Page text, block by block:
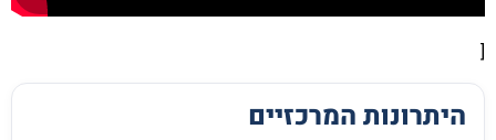
[
היתרונות המרכזיים